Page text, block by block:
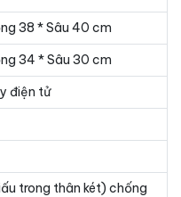
38 * Sâu 40 cm
34 * Sâu 30 cm
điện tử
trong thân két) chống